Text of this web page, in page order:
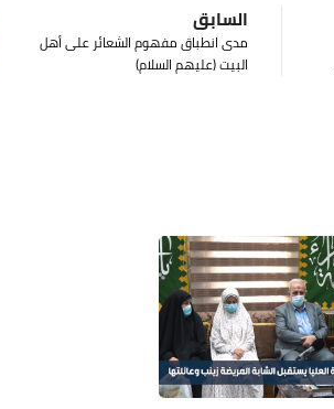
السابق
مدى انطباق مفهوم الشعائر على أهل
البيت (عليهم السلام)